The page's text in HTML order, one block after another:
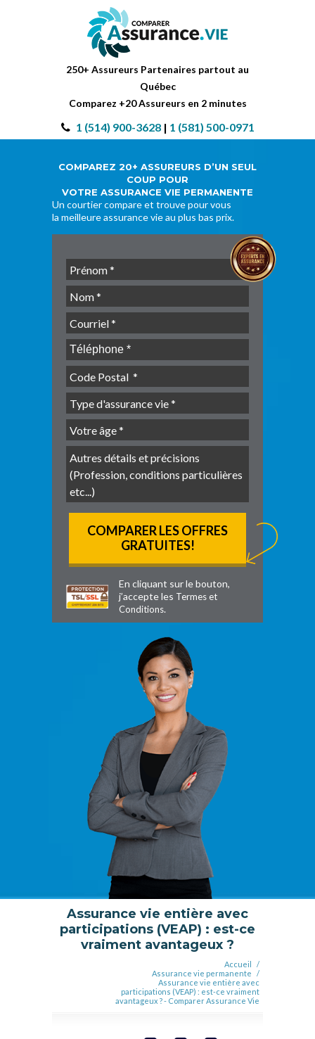
250+ Assureurs Partenaires partout au
Québec
Comparez +20 Assureurs en 2 minutes
1 (514) 900-3628| 1 (581) 500-0971
COMPAREZ 20+ ASSUREURS D’UN SEUL
COUP POUR
VOTRE ASSURANCE VIE PERMANENTE
Un courtier compare et trouve pour vous
la meilleure assurance vie au plus bas prix.
En cliquant sur le bouton,
j’accepte les Termes et
Conditions.
Assurance vie entière avec
participations (VEAP) : est-ce
vraiment avantageux ?
Accueil
/
Assurance vie permanente
/
Assurance vie entière avec
participations (VEAP) : est-ce vraiment
avantageux ? - Comparer Assurance Vie